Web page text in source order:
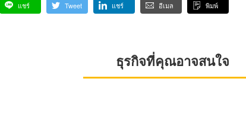
แชร์ Tweet แชร์ อีเมล พิมพ์
ธุรกิจที่คุณอาจสนใจ